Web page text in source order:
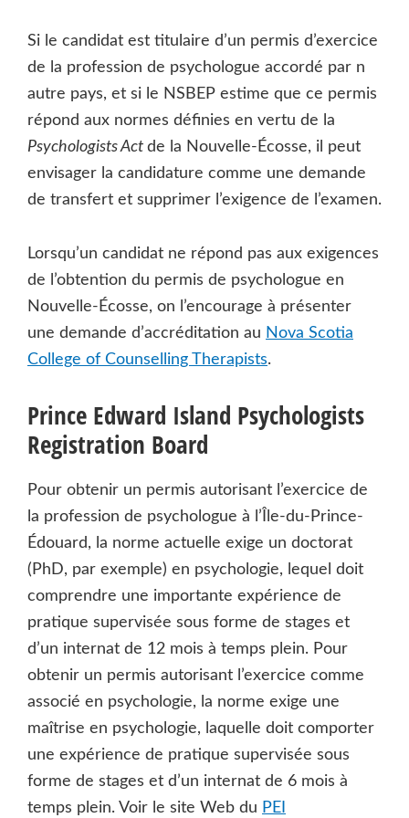
Si le candidat est titulaire d’un permis d’exercice
de la profession de psychologue accordé par n
autre pays, et si le NSBEP estime que ce permis
répond aux normes définies en vertu de la
Psychologists Act de la Nouvelle-Écosse, il peut
envisager la candidature comme une demande
de transfert et supprimer l’exigence de l’examen.
Lorsqu’un candidat ne répond pas aux exigences
de l’obtention du permis de psychologue en
Nouvelle-Écosse, on l’encourage à présenter
une demande d’accréditation au Nova Scotia
College of Counselling Therapists.
Prince Edward Island Psychologists
Registration Board
Pour obtenir un permis autorisant l’exercice de
la profession de psychologue à l’Île-du-Prince-
Édouard, la norme actuelle exige un doctorat
(PhD, par exemple) en psychologie, lequel doit
comprendre une importante expérience de
pratique supervisée sous forme de stages et
d’un internat de 12 mois à temps plein. Pour
obtenir un permis autorisant l’exercice comme
associé en psychologie, la norme exige une
maîtrise en psychologie, laquelle doit comporter
une expérience de pratique supervisée sous
forme de stages et d’un internat de 6 mois à
temps plein. Voir le site Web du PEI